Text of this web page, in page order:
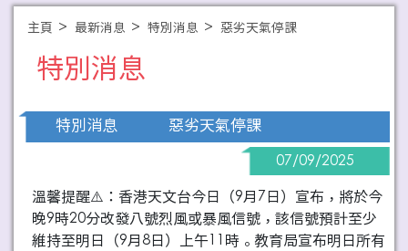
主頁 最新消息 特別消息 惡劣天氣停課
特別消息
特別消息 惡劣天氣停課
07/09/2025
溫馨提醒⚠️：香港天文台今日（9月7日）宣布，將於今
晚9時20分改發八號烈風或暴風信號，該信號預計至少
維持至明日（9月8日）上午11時。教育局宣布明日所有